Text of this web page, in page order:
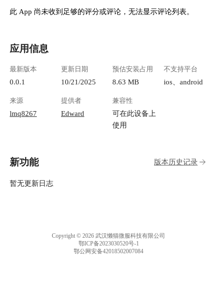
此 App 尚未收到足够的评分或评论，无法显示评论列表。
应用信息
最新版本
0.0.1
更新日期
10/21/2025
预估安装占用
8.63 MB
不支持平台
ios、android
来源
lmq8267
提供者
Edward
兼容性
可在此设备上
使用
新功能 版本历史记录
暂无更新日志
Copyright © 2026 武汉懒猫微服科技有限公司
鄂ICP备2023030520号-1
鄂公网安备42018502007084